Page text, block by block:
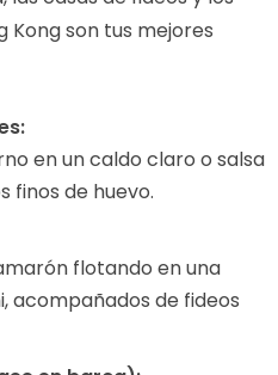
Kong son tus mejores
en un caldo claro o salsa
finos de huevo.
flotando en una
acompañados de fideos